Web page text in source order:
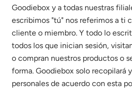
Goodiebox y a todas nuestras
escribimos "tú" nos referimos a ti
cliente o miembro. Y todo lo
todos los que inician sesión,
o compran nuestros productos o
forma. Goodiebox solo recopilará
personales de acuerdo con esta